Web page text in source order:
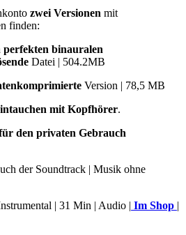
zwei Versionen mit
finden:
perfekten binauralen
Datei | 504.2MB
Version | 78,5 MB
mit Kopfhörer.
den privaten Gebrauch
der Soundtrack | Musik ohne
| 31 Min | Audio | Im Shop |